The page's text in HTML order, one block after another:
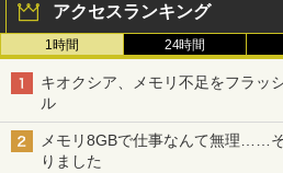
アクセスランキング
1時間 24時間
キオクシア、メモリ不足をフラッ
ル
メモリ8GBで仕事なんて無理……
りました